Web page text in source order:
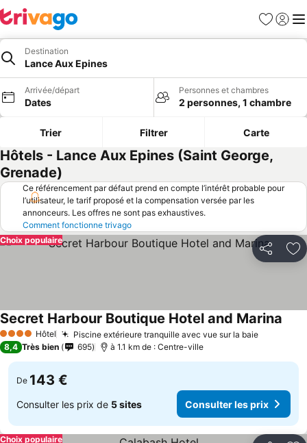
Favoris
Se
Destination
Lance Aux Epines
Arrivée/départ
Dates
Personnes et chambres
2 personnes, 1 chambre
Trier Filtrer Carte
Hôtels - Lance Aux Epines (Saint George,
Grenade)
Ce référencement par défaut prend en compte l’intérêt probable pour
l’utilisateur, le tarif proposé et la compensation versée par les
annonceurs. Les offres ne sont pas exhaustives.
Comment fonctionne trivago
Partager
Choix populaire
4 Étoiles Hôtel Piscine extérieure tranquille avec vue sur la baie
Secret Harbour Boutique Hotel and Marina
8,4 Très bien 695 à 1.1 km de : Centre-ville
De 143 €
Consulter les prix de 5 sites Consulter les prix
Choix populaire